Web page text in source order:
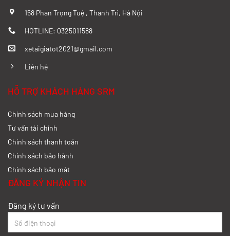
Đánh giá chi tiết SRM T35 và Wuling
158 Phan Trọng Tuệ , Thanh Trì, Hà Nội
HOTLINE: 0325011588
xetaigiatot2021@gmail.com
Liên hệ
HỖ TRỢ KHÁCH HÀNG SRM
Chính sách mua hàng
Tư vấn tài chính
Chính sách thanh toán
Chính sách bảo hành
Chính sách bảo mật
ĐĂNG KÝ NHẬN TIN
Đăng ký tư vấn